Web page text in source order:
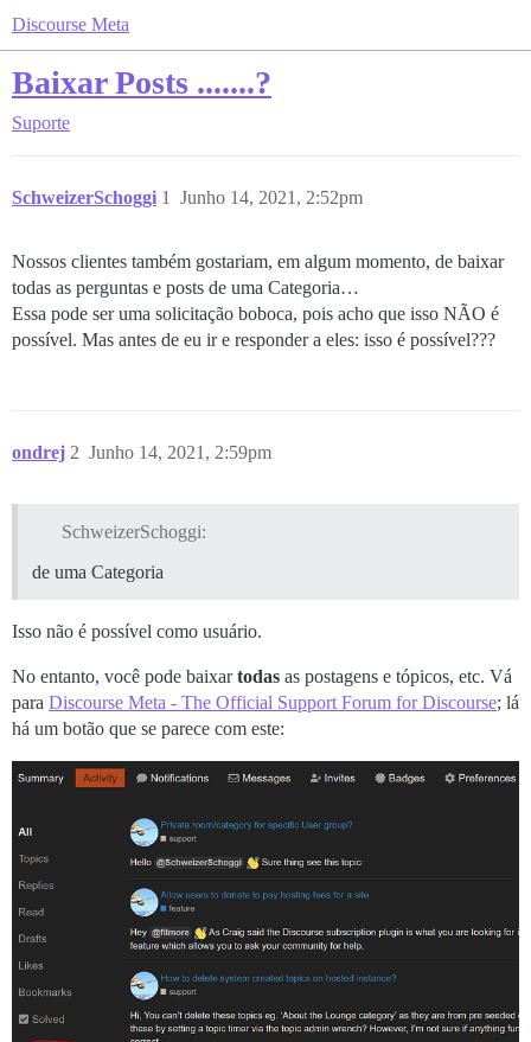
Discourse Meta
Baixar Posts .......?
Suporte
SchweizerSchoggi Junho 14, 2021, 2:52pm
1
Nossos clientes também gostariam, em algum momento, de baixar
todas as perguntas e posts de uma Categoria…
Essa pode ser uma solicitação boboca, pois acho que isso NÃO é
possível. Mas antes de eu ir e responder a eles: isso é possível???
ondrej Junho 14, 2021, 2:59pm
2
SchweizerSchoggi:
de uma Categoria
Isso não é possível como usuário.
No entanto, você pode baixartodas as postagens e tópicos, etc. Vá
para Discourse Meta - The Official Support Forum for Discourse; lá
há um botão que se parece com este: